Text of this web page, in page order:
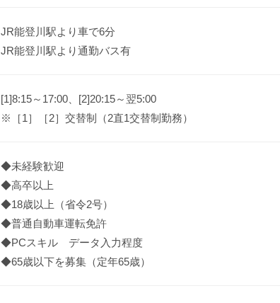
JR能登川駅より車で6分
JR能登川駅より通勤バス有
[1]8:15～17:00、[2]20:15～翌5:00
※［1］［2］交替制（2直1交替制勤務）
◆未経験歓迎
◆高卒以上
◆18歳以上（省令2号）
◆普通自動車運転免許
◆PCスキル データ入力程度
◆65歳以下を募集（定年65歳）